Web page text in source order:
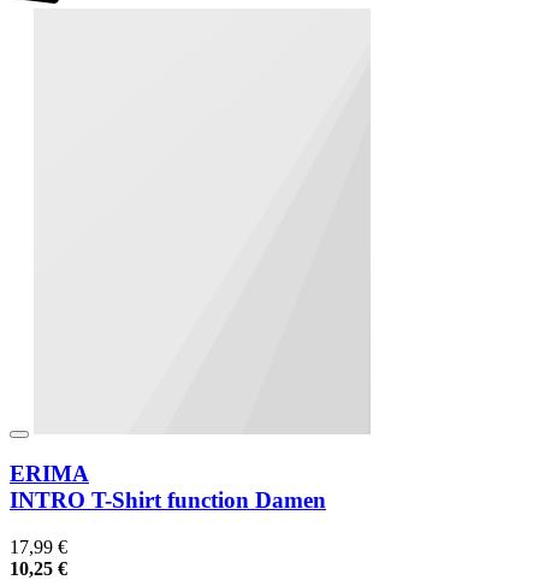
ERIMA
INTRO T-Shirt function Damen
17,99 €
10,25 €